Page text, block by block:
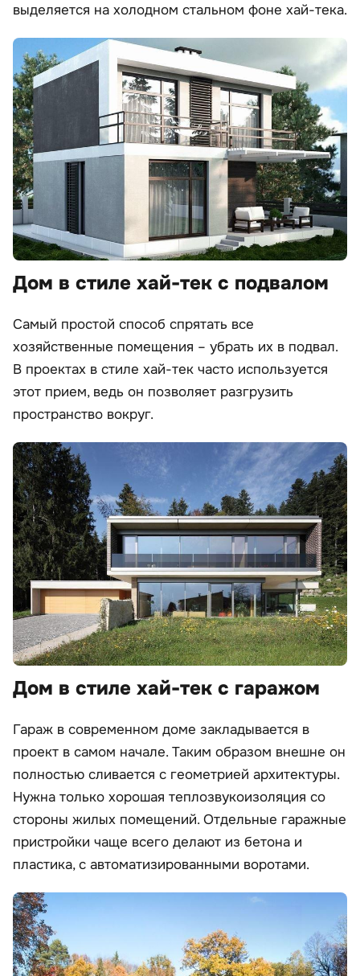
выделяется на холодном стальном фоне хай-тека.
Дом в стиле хай-тек с подвалом
Самый простой способ спрятать все
хозяйственные помещения – убрать их в подвал.
В проектах в стиле хай-тек часто используется
этот прием, ведь он позволяет разгрузить
пространство вокруг.
Дом в стиле хай-тек с гаражом
Гараж в современном доме закладывается в
проект в самом начале. Таким образом внешне он
полностью сливается с геометрией архитектуры.
Нужна только хорошая теплозвукоизоляция со
стороны жилых помещений. Отдельные гаражные
пристройки чаще всего делают из бетона и
пластика, с автоматизированными воротами.